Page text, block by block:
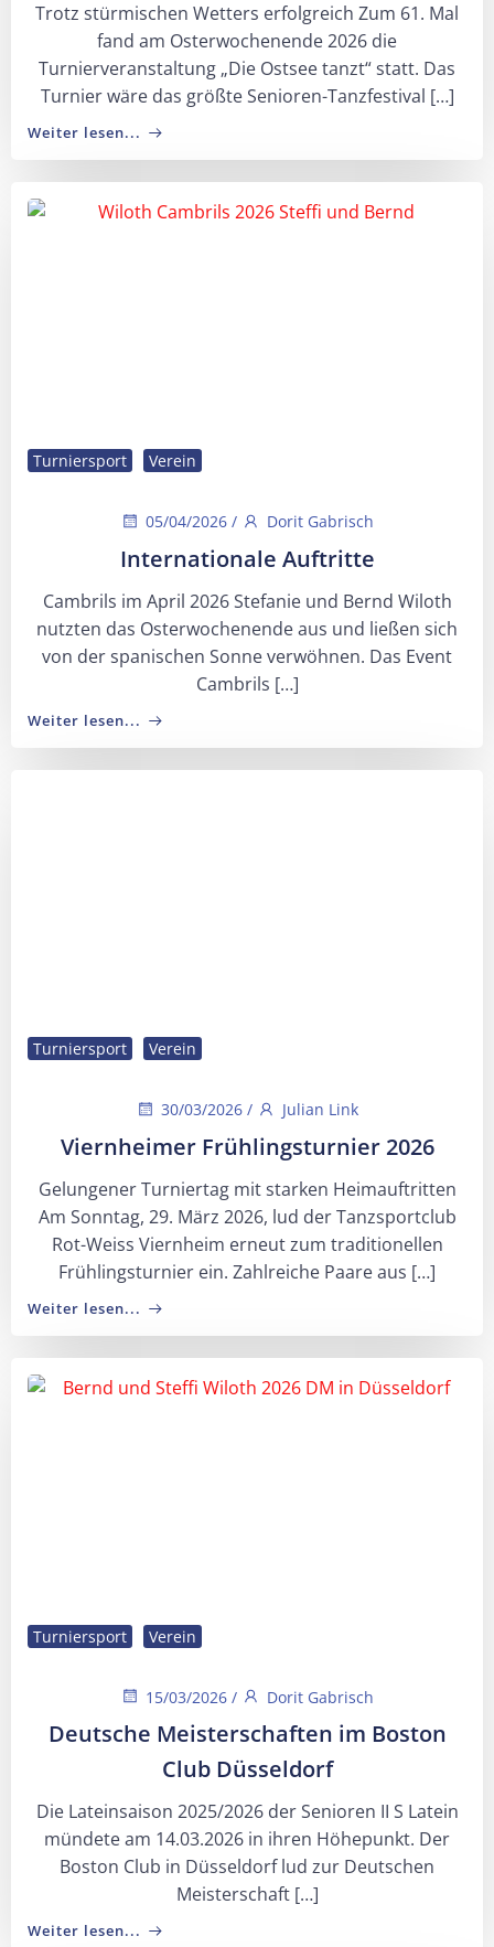
Trotz stürmischen Wetters erfolgreich Zum 61. Mal
fand am Osterwochenende 2026 die
Turnierveranstaltung „Die Ostsee tanzt“ statt. Das
Turnier wäre das größte Senioren-Tanzfestival […]
Weiter lesen...
Turniersport Verein
05/04/2026 / Dorit Gabrisch
Internationale Auftritte
Cambrils im April 2026 Stefanie und Bernd Wiloth
nutzten das Osterwochenende aus und ließen sich
von der spanischen Sonne verwöhnen. Das Event
Cambrils […]
Weiter lesen...
Turniersport Verein
30/03/2026 / Julian Link
Viernheimer Frühlingsturnier 2026
Gelungener Turniertag mit starken Heimauftritten
Am Sonntag, 29. März 2026, lud der Tanzsportclub
Rot-Weiss Viernheim erneut zum traditionellen
Frühlingsturnier ein. Zahlreiche Paare aus […]
Weiter lesen...
Turniersport Verein
15/03/2026 / Dorit Gabrisch
Deutsche Meisterschaften im Boston
Club Düsseldorf
Die Lateinsaison 2025/2026 der Senioren II S Latein
mündete am 14.03.2026 in ihren Höhepunkt. Der
Boston Club in Düsseldorf lud zur Deutschen
Meisterschaft […]
Weiter lesen...